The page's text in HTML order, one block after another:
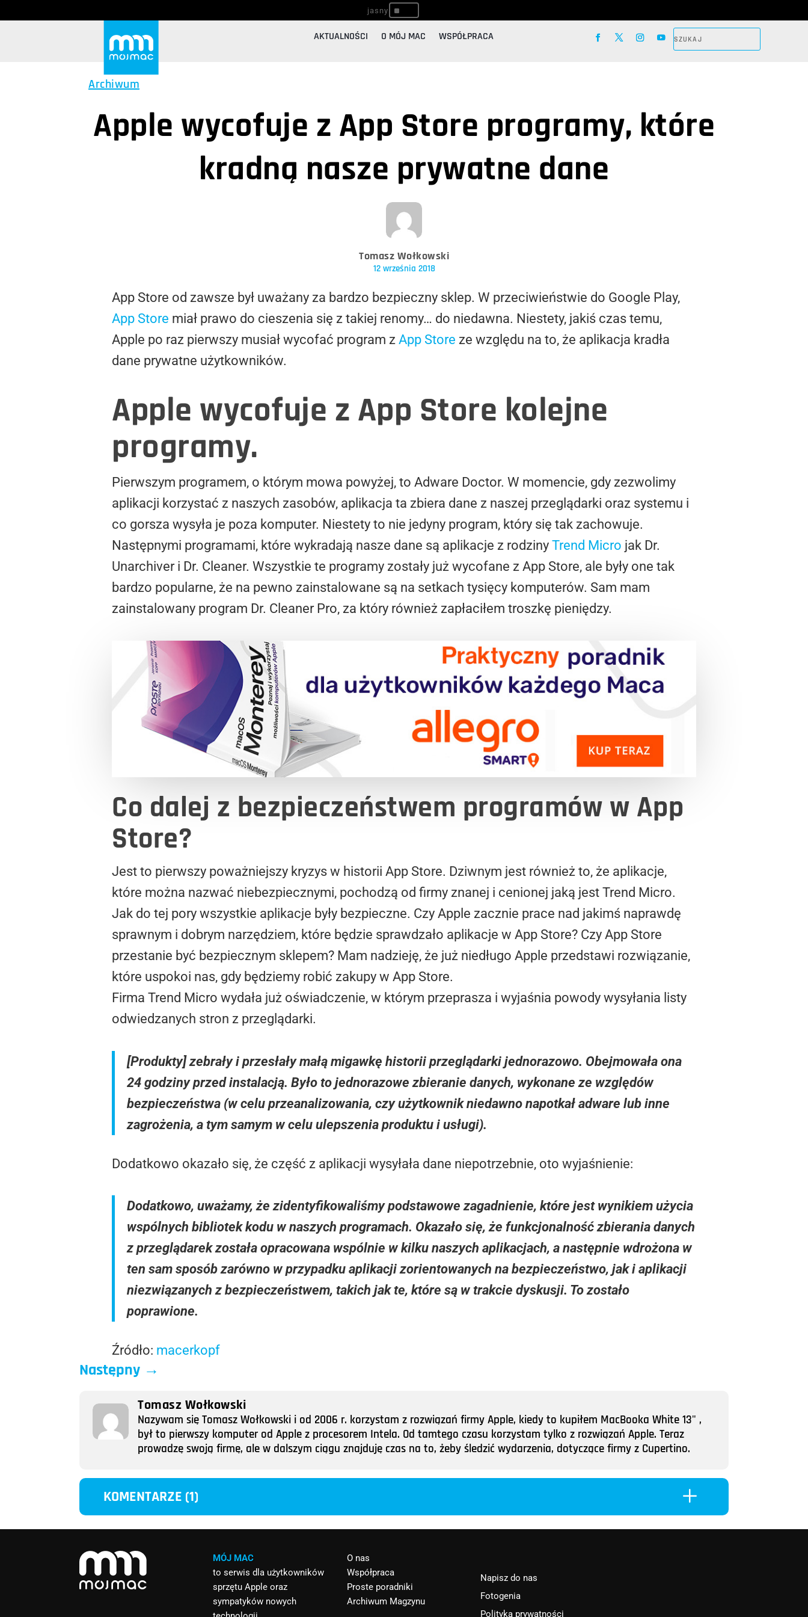
^
AKTUALNOŚCI O MÓJ MAC WSPÓŁPRACA
Archiwum
Apple wycofuje z App Store programy, które
kradną nasze prywatne dane
Tomasz Wołkowski
12 września 2018
App Store od zawsze był uważany za bardzo bezpieczny sklep. W przeciwieństwie do Google Play,
App Store miał prawo do cieszenia się z takiej renomy… do niedawna. Niestety, jakiś czas temu,
Apple po raz pierwszy musiał wycofać program z App Store ze względu na to, że aplikacja kradła
dane prywatne użytkowników.
Apple wycofuje z App Store kolejne
programy.
Pierwszym programem, o którym mowa powyżej, to Adware Doctor. W momencie, gdy zezwolimy
aplikacji korzystać z naszych zasobów, aplikacja ta zbiera dane z naszej przeglądarki oraz systemu i
co gorsza wysyła je poza komputer. Niestety to nie jedyny program, który się tak zachowuje.
Następnymi programami, które wykradają nasze dane są aplikacje z rodziny Trend Micro jak Dr.
Unarchiver i Dr. Cleaner. Wszystkie te programy zostały już wycofane z App Store, ale były one tak
bardzo popularne, że na pewno zainstalowane są na setkach tysięcy komputerów. Sam mam
zainstalowany program Dr. Cleaner Pro, za który również zapłaciłem troszkę pieniędzy.
Co dalej z bezpieczeństwem programów w App
Store?
Jest to pierwszy poważniejszy kryzys w historii App Store. Dziwnym jest również to, że aplikacje,
które można nazwać niebezpiecznymi, pochodzą od firmy znanej i cenionej jaką jest Trend Micro.
Jak do tej pory wszystkie aplikacje były bezpieczne. Czy Apple zacznie prace nad jakimś naprawdę
sprawnym i dobrym narzędziem, które będzie sprawdzało aplikacje w App Store? Czy App Store
przestanie być bezpiecznym sklepem? Mam nadzieję, że już niedługo Apple przedstawi rozwiązanie,
które uspokoi nas, gdy będziemy robić zakupy w App Store.
Firma Trend Micro wydała już oświadczenie, w którym przeprasza i wyjaśnia powody wysyłania listy
odwiedzanych stron z przeglądarki.
[Produkty] zebrały i przesłały małą migawkę historii przeglądarki jednorazowo. Obejmowała ona
24 godziny przed instalacją. Było to jednorazowe zbieranie danych, wykonane ze względów
bezpieczeństwa (w celu przeanalizowania, czy użytkownik niedawno napotkał adware lub inne
zagrożenia, a tym samym w celu ulepszenia produktu i usługi).
Dodatkowo okazało się, że część z aplikacji wysyłała dane niepotrzebnie, oto wyjaśnienie:
Dodatkowo, uważamy, że zidentyfikowaliśmy podstawowe zagadnienie, które jest wynikiem użycia
wspólnych bibliotek kodu w naszych programach. Okazało się, że funkcjonalność zbierania danych
z przeglądarek została opracowana wspólnie w kilku naszych aplikacjach, a następnie wdrożona w
ten sam sposób zarówno w przypadku aplikacji zorientowanych na bezpieczeństwo, jak i aplikacji
niezwiązanych z bezpieczeństwem, takich jak te, które są w trakcie dyskusji. To zostało
poprawione.
Źródło: macerkopf
Następny →
Tomasz Wołkowski
Nazywam się Tomasz Wołkowski i od 2006 r. korzystam z rozwiązań firmy Apple, kiedy to kupiłem MacBooka White 13" ,
był to pierwszy komputer od Apple z procesorem Intela. Od tamtego czasu korzystam tylko z rozwiązań Apple. Teraz
prowadzę swoją firmę, ale w dalszym ciągu znajduję czas na to, żeby śledzić wydarzenia, dotyczące firmy z Cupertino.
KOMENTARZE (1) L
MÓJ MAC
to serwis dla użytkowników
sprzętu Apple oraz
sympatyków nowych
O nas
Współpraca
Proste poradniki
Archiwum Magzynu
Napisz do nas
Fotogenia
Polityka prywatności